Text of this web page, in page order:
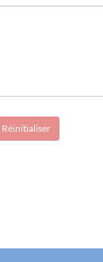
Réinitialiser